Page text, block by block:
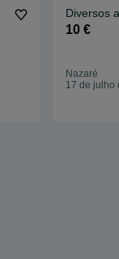
Diversos
10 €
Nazaré
17 de julho